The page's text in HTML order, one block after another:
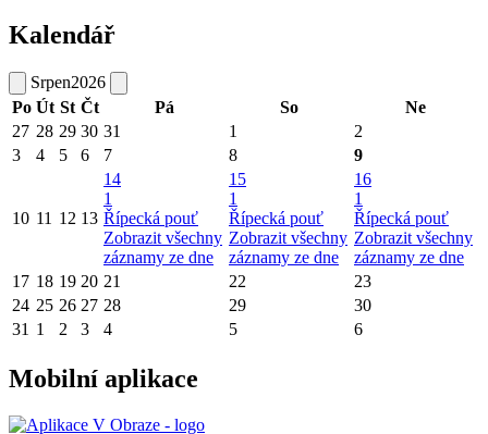
Kalendář
Srpen2026
Po Út St Čt Pá So
Ne
27 28 29 30 31 1
2
3
4 5 6 7 8 9
10 11 12 13
14
1
Řípecká pouť
Zobrazit všechny
záznamy ze dne
15
1
Řípecká pouť
Zobrazit všechny
záznamy ze dne
16
1
Řípecká pouť
Zobrazit všechny
záznamy ze dne
17 18 19 20 21 22
23
24 25 26 27 28 29
30
31 1 2 3 4 5 6
Mobilní aplikace